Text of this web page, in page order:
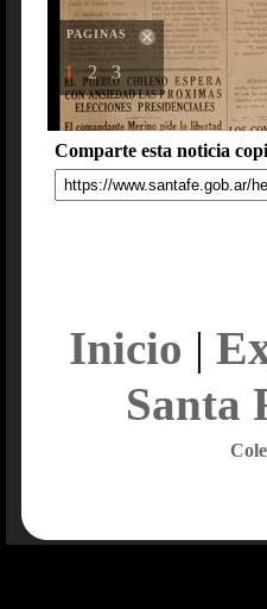
PAGINAS
1 2 3
Comparte esta noticia
Inicio |
Santa